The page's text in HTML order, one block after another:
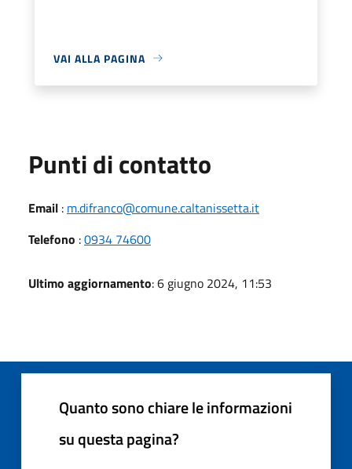
VAI ALLA PAGINA
Punti di contatto
Email : m.difranco@comune.caltanissetta.it
Telefono :0934 74600
Ultimo aggiornamento: 6 giugno 2024, 11:53
Quanto sono chiare le informazioni
su questa pagina?